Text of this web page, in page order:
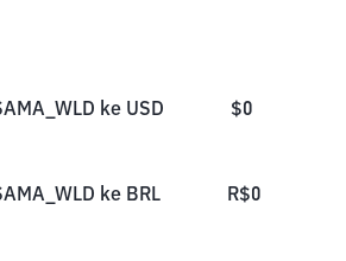
ke USD $0
ke BRL R$0